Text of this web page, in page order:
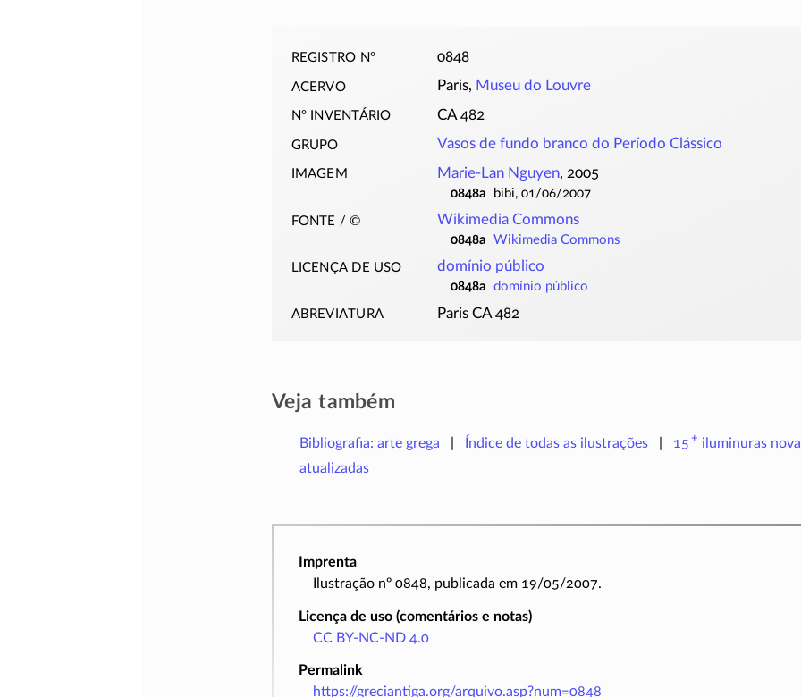
registro nº 0848
acervo Paris, Museu do Louvre
nº inventário CA 482
grupo Vasos de fundo branco do Período Clássico
imagem Marie-Lan Nguyen, 2005
0848a bibi, 01/06/2007
fonte / © Wikimedia Commons
0848a Wikimedia Commons
licença de uso domínio público
0848a domínio público
abreviatura Paris CA 482
Veja também
Bibliografia: arte grega Índice de todas as ilustrações 15 + iluminuras
atualizadas
Imprenta
Ilustração nº 0848, publicada em 19/05/2007.
Licença de uso (comentários e notas)
CC BY-NC-ND 4.0
Permalink
https://greciantiga.org/arquivo.asp?num=0848